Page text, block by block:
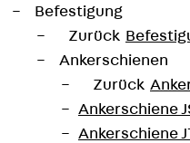
Befestigung
Zurück
Ankerschienen
Zurück
Ankerschiene
Ankerschiene